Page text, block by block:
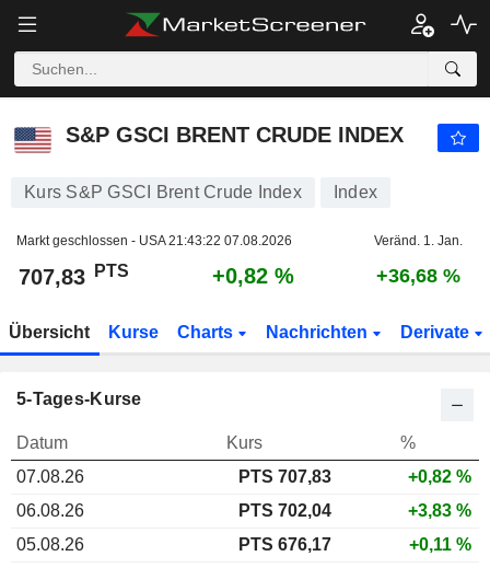
S&P GSCI BRENT CRUDE INDEX
Kurs S&P GSCI Brent Crude Index Index
Markt geschlossen - USA21:43:22 07.08.2026 Veränd. 1. Jan.
707,83 PTS +0,82 % +36,68 %
Übersicht Kurse Charts Nachrichten Derivate
5-Tages-Kurse
Datum Kurs
%
07.08.26
PTS 707,83
+0,82 %
06.08.26
PTS 702,04
+3,83 %
05.08.26
PTS 676,17
+0,11 %